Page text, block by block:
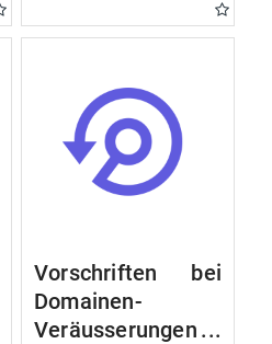
Vorschriften bei
Domainen-
Veräusserungen